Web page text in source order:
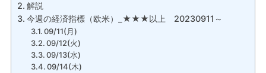
解説
今週の経済指標（欧米）_★★★以上 20230911～
09/11(月)
09/12(火)
09/13(水)
09/14(木)